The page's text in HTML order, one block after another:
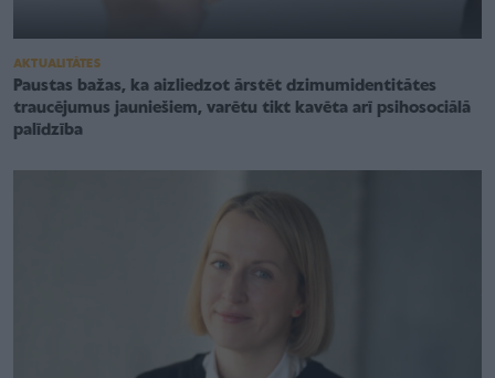
AKTUALITĀTES
Paustas bažas, ka aizliedzot ārstēt dzimumidentitātes
traucējumus jauniešiem, varētu tikt kavēta arī psihosociālā
palīdzība